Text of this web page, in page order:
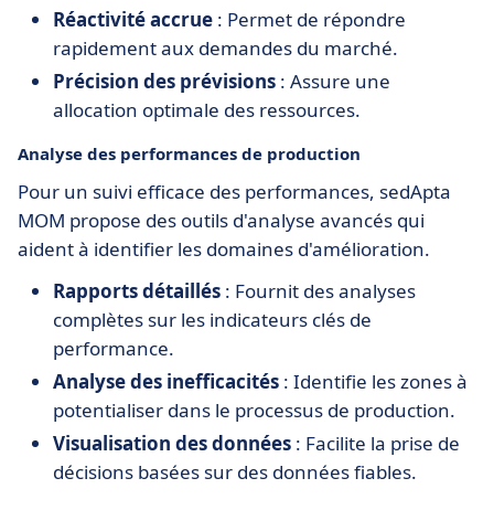
Réactivité accrue : Permet de répondre
rapidement aux demandes du marché.
Précision des prévisions : Assure une
allocation optimale des ressources.
Analyse des performances de production
Pour un suivi efficace des performances, sedApta
MOM propose des outils d'analyse avancés qui
aident à identifier les domaines d'amélioration.
Rapports détaillés : Fournit des analyses
complètes sur les indicateurs clés de
performance.
Analyse des inefficacités : Identifie les zones à
potentialiser dans le processus de production.
Visualisation des données : Facilite la prise de
décisions basées sur des données fiables.